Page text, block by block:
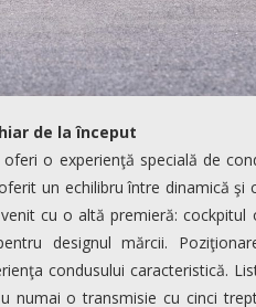
de la început
o experienţă specială de
un echilibru între dinamică şi
cu o altă premieră: cockpitul
designul mărcii.
condusului caracteristică.
numai o transmisie cu cinci